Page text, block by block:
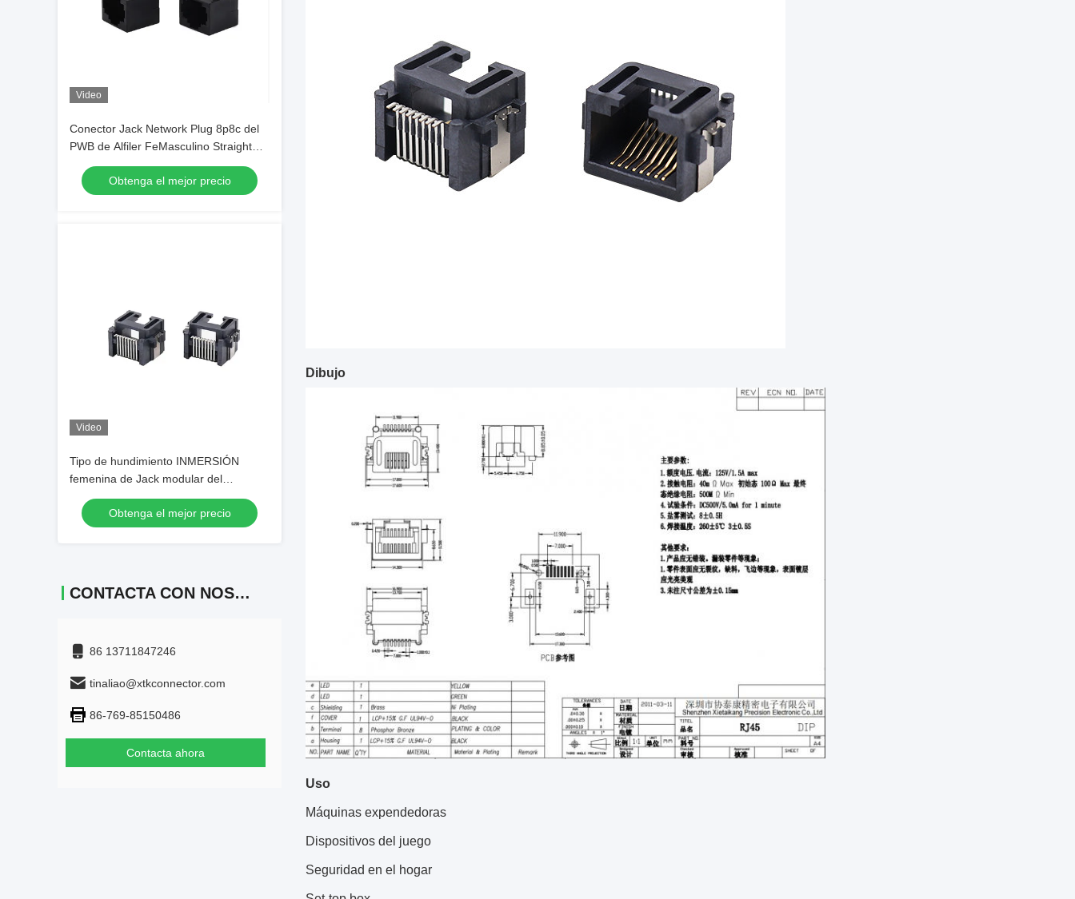
Video
Conector Jack Network Plug 8p8c del
PWB de Alfiler FeMasculino Straight
RJ45 del negro 8
Obtenga el mejor precio
Video
Tipo de hundimiento INMERSIÓN
femenina de Jack modular del
mediados del soporte RJ45 conector
del PWB de ángulo recto
Obtenga el mejor precio
CONTACTA CON NOSOTROS
86 13711847246
tinaliao@xtkconnector.com
86-769-85150486
Contacta ahora
Dibujo
Uso
Máquinas expendedoras
Dispositivos del juego
Seguridad en el hogar